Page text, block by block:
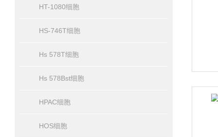
HT-1080细胞
HS-746T细胞
Hs 578T细胞
Hs 578Bst细胞
HPAC细胞
HOS细胞